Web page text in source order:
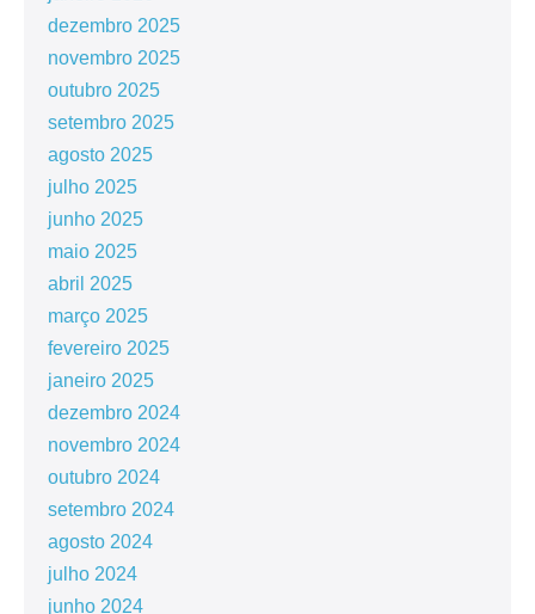
dezembro 2025
novembro 2025
outubro 2025
setembro 2025
agosto 2025
julho 2025
junho 2025
maio 2025
abril 2025
março 2025
fevereiro 2025
janeiro 2025
dezembro 2024
novembro 2024
outubro 2024
setembro 2024
agosto 2024
julho 2024
junho 2024